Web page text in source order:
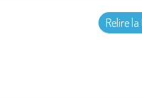
Relire